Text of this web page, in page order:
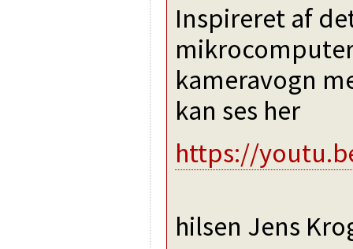
Inspireret af
kameravogn
kan ses her
https://
hilsen Jens